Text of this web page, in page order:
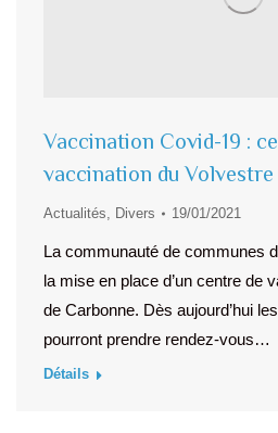
Vaccination Covid-19 :
vaccination du Volvestre
Actualités, Divers 19/01/2021
La communauté de communes
la mise en place d’un centre de
de Carbonne. Dès aujourd’hui
pourront prendre rendez-vous…
Détails